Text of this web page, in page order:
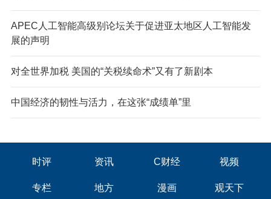
APEC人工智能高级别论坛关于促进亚太地区人工智能发
展的声明
对全世界加税 美国的“关税续命术”又有了新剧本
中国经济的韧性与活力，在这张“成绩单”里
时评 资讯 C财经 视频
专栏 地方 漫画 观天下